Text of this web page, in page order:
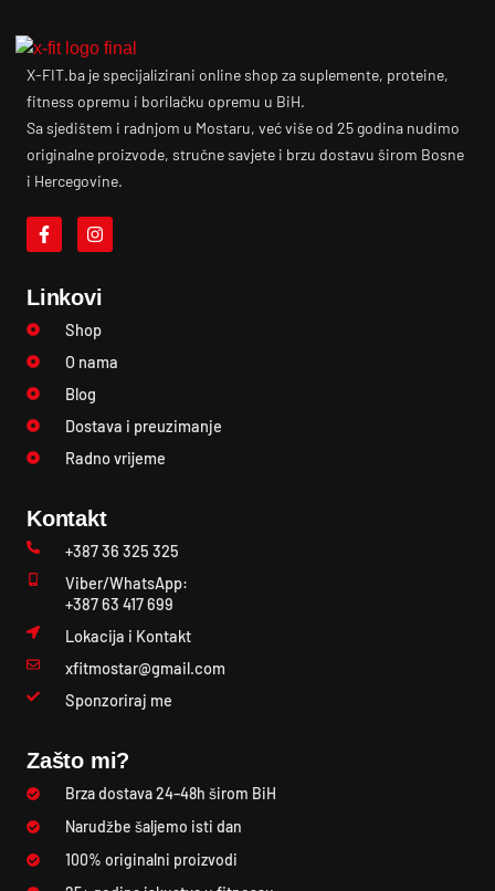
X-FIT.ba je specijalizirani online shop za suplemente, proteine,
fitness opremu i borilačku opremu u BiH.
Sa sjedištem i radnjom u Mostaru, već više od 25 godina nudimo
originalne proizvode, stručne savjete i brzu dostavu širom Bosne
i Hercegovine.
Linkovi
Shop
O nama
Blog
Dostava i preuzimanje
Radno vrijeme
Kontakt
+387 36 325 325
Viber/WhatsApp:
+387 63 417 699
Lokacija i Kontakt
xfitmostar@gmail.com
Sponzoriraj me
Zašto mi?
Brza dostava 24–48h širom BiH
Narudžbe šaljemo isti dan
100% originalni proizvodi